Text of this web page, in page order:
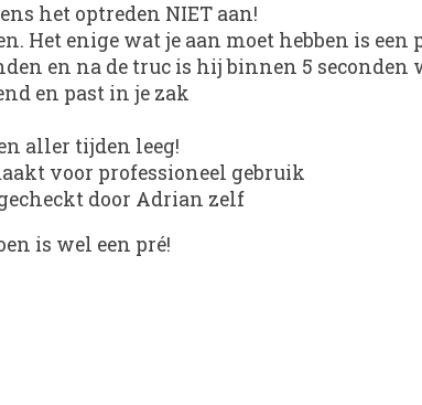
het optreden NIET aan!
Het enige wat je aan moet hebben is een
en na de truc is hij binnen 5 seconden
en past in je zak
aller tijden leeg!
voor professioneel gebruik
door Adrian zelf
is wel een pré!